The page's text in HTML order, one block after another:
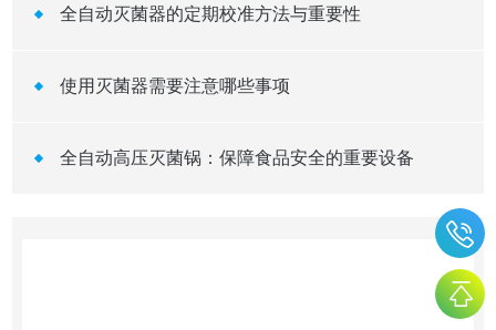
全自动灭菌器的定期校准方法与重要性
使用灭菌器需要注意哪些事项
全自动高压灭菌锅：保障食品安全的重要设备